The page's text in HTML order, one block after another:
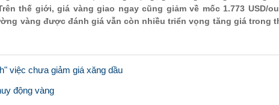
thế giới, giá vàng giao ngay cũng giảm về mốc 1.773 USD/
vàng được đánh giá vẫn còn nhiều triển vọng tăng giá trong
việc chưa giảm giá xăng dầu
động vàng